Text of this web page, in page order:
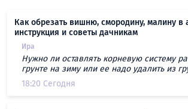
Как обрезать вишню, смородину, малину в
инструкция и советы дачникам
Ира
Нужно ли оставлять корневую систему
грунте на зиму или ее надо удалить из
18:20 Сегодня